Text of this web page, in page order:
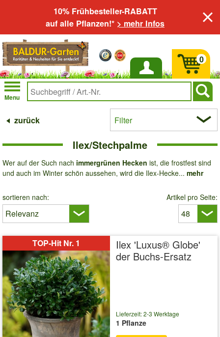
10% Frühbesteller-RABATT
auf alle Pflanzen!* > mehr Infos
Anmelden
Menu
0
zurück Filter
Ilex/Stechpalme
Wer auf der Such nach immergrünen Hecken ist, die frostfest sind
und auch im Winter schön aussehen, wird die Ilex-Hecke... mehr
sortieren nach: Artikel pro Seite:
TOP-Hit Nr. 1
Ilex 'Luxus® Globe'
der Buchs-Ersatz
Lieferzeit: 2-3 Werktage
1 Pflanze